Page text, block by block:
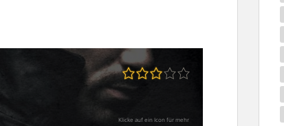
Klicke auf ein Icon für mehr